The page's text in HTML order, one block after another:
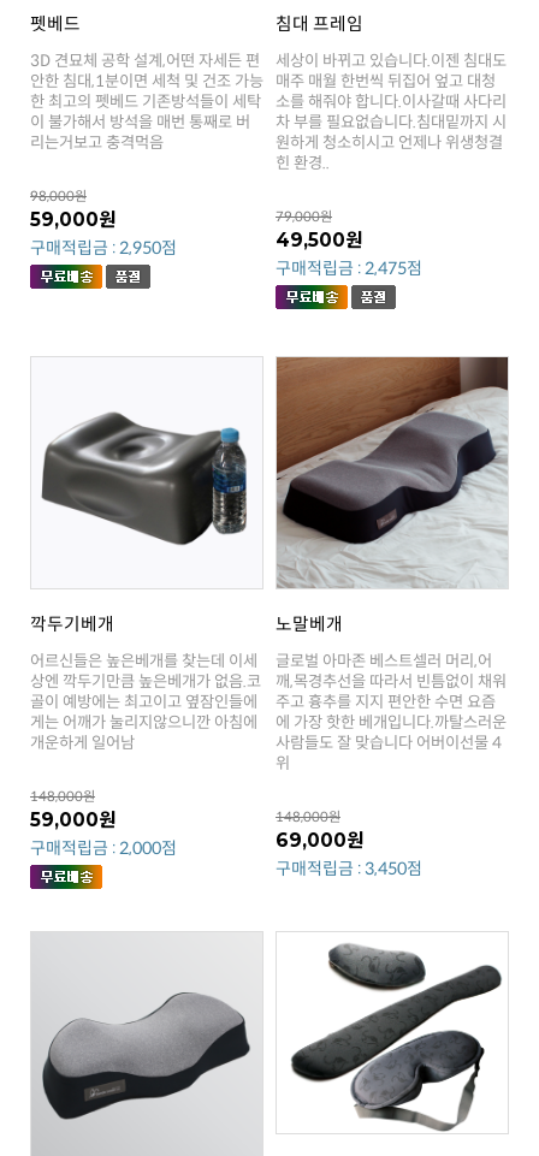
펫베드
리는거보고 충격먹음
98,000원
59,000원
구매적립금 : 2,950점
침대 프레임
힌 환경..
79,000원
49,500원
구매적립금 : 2,475점
깍두기베개
개운하게 일어남
148,000원
59,000원
구매적립금 : 2,000점
노말베개
위
148,000원
69,000원
구매적립금 : 3,450점